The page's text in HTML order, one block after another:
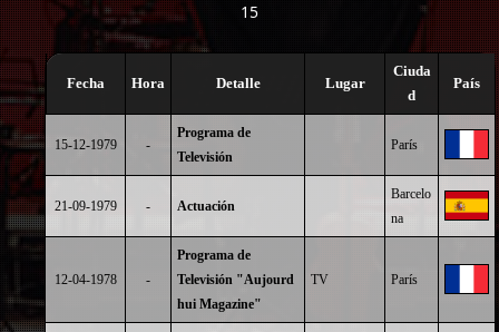
15
Fecha Hora Detalle Lugar
Ciuda
d
País
15-12-1979 -
Programa de
Televisión
París
21-09-1979 - Actuación
Barcelo
na
12-04-1978 -
Programa de
Televisión "Aujourd
hui Magazine"
TV París